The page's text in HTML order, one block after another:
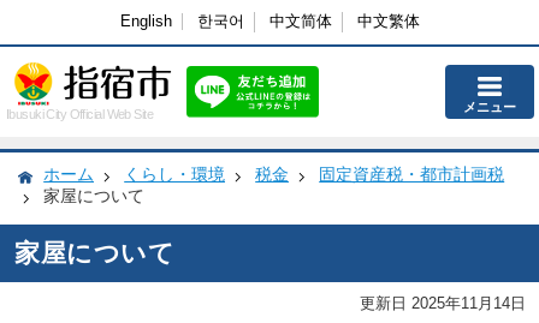
English 한국어 中文简体 中文繁体
Ibusuki City Official Web Site メニュー
ホーム くらし・環境 税金
固定資産税・都市計画税
家屋について
家屋について
更新日 2025年11月14日